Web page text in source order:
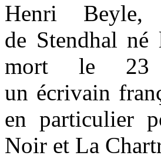
Henri Beyle,
de Stendhal
mort le 23
un écrivain
en particulier
Noir et La